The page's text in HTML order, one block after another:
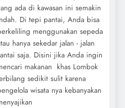
ada di kawasan ini semakin
Di tepi pantai, Anda bisa
menggunakan sepeda
hanya sekedar jalan - jalan
saja. Disini jika Anda ingin
makanan khas Lombok
sedikit sulit karena
wisata nya kebanyakan